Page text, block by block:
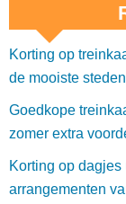
Korting op
de mooiste
Goedkope
zomer extra
Korting op
arrangementen